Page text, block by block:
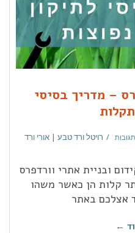
– מדריך בסיסי
רויטל ורד טבע | אורי ורד
ובניית אתרי וורדפרס
קלות הן כאשר משהו
אצלכם באתר
←